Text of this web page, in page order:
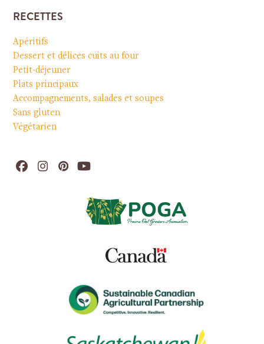
RECETTES
Apéritifs
Dessert et délices cuits au four
Petit-déjeuner
Plats principaux
Accompagnements, salades et soupes
Sans gluten
Végétarien
Facebook
Instagram
PinterestYouTube